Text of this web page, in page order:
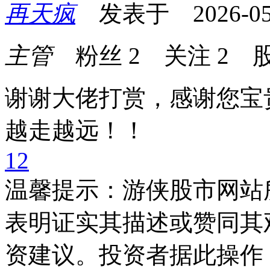
再天疯发表于 2026-
主管粉丝 2 关注 2
谢谢大佬打赏，感谢您
越走越远！！
12
温馨提示：游侠股市网
表明证实其描述或赞同
资建议。投资者据此操